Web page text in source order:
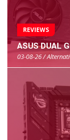
REVIEWS
ASUS DUAL
03-08-26 /